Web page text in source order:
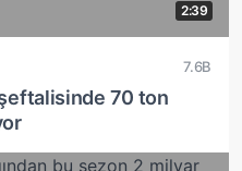
2:39
7.6B
70 ton